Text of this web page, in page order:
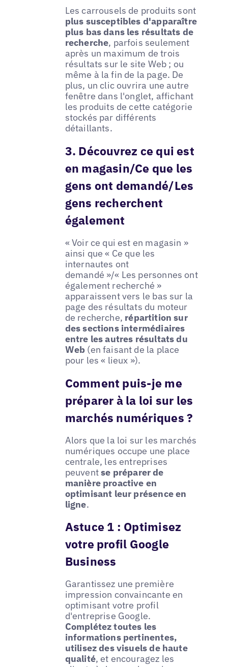
Les carrousels de produits sont
plus susceptibles d'apparaître
plus bas dans les résultats de
recherche, parfois seulement
après un maximum de trois
résultats sur le site Web ; ou
même à la fin de la page. De
plus, un clic ouvrira une autre
fenêtre dans l'onglet, affichant
les produits de cette catégorie
stockés par différents
détaillants.
3. Découvrez ce qui est
en magasin/Ce que les
gens ont demandé/Les
gens recherchent
également
« Voir ce qui est en magasin »
ainsi que « Ce que les
internautes ont
demandé »/« Les personnes ont
également recherché »
apparaissent vers le bas sur la
page des résultats du moteur
de recherche, répartition sur
des sections intermédiaires
entre les autres résultats du
Web (en faisant de la place
pour les « lieux »).
Comment puis-je me
préparer à la loi sur les
marchés numériques ?
Alors que la loi sur les marchés
numériques occupe une place
centrale, les entreprises
peuventse préparer de
manière proactive en
optimisant leur présence en
ligne.
Astuce 1 : Optimisez
votre profil Google
Business
Garantissez une première
impression convaincante en
optimisant votre profil
d'entreprise Google.
Complétez toutes les
informations pertinentes,
utilisez des visuels de haute
qualité, et encouragez les